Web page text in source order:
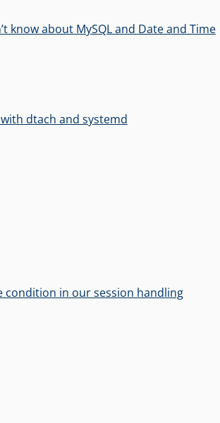
know about MySQL and Date and Time
dtach and systemd
condition in our session handling